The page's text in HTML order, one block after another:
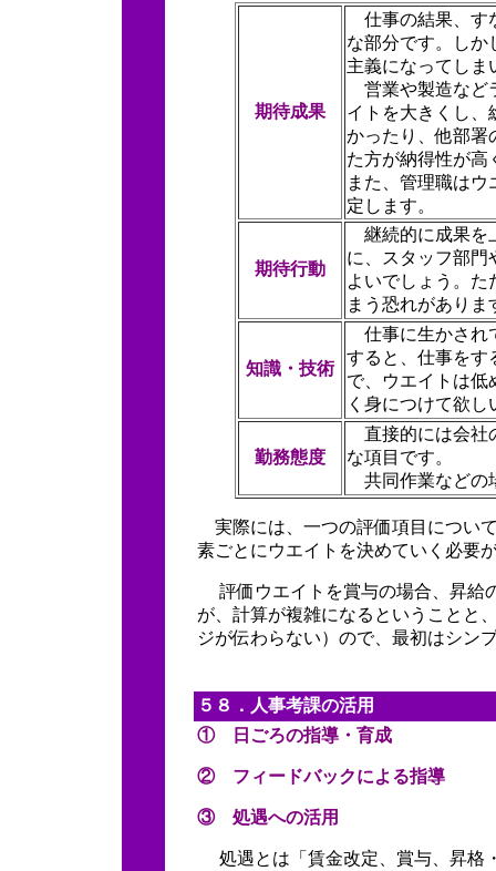
期待成果
仕事の結果、す
な部分です。しか
主義になってしま
営業や製造など
イトを大きくし、
かったり、他部署
た方が納得性が高
また、管理職は
定します。
期待行動
継続的に成果を
に、スタッフ部門
よいでしょう。た
まう恐れがあり
知識・技術
仕事に生かされ
すると、仕事をす
で、ウエイトは低
く身につけて欲し
勤務態度
直接的には会社
な項目です。
共同作業などの
実際には、一つの評価項目につい
素ごとにウエイトを決めていく必要
評価ウエイトを賞与の場合、昇給
が、計算が複雑になるということと
ジが伝わらない）ので、最初はシン
５８．人事考課の活用
① 日ごろの指導・育成
② フィードバックによる指導
③ 処遇への活用
処遇とは「賃金改定、賞与、昇格